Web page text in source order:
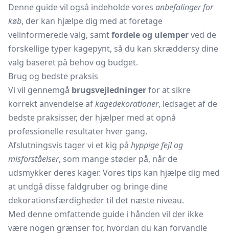
Denne guide vil også indeholde vores anbefalinger for
køb, der kan hjælpe dig med at foretage
velinformerede valg, samtfordele og ulemperved de
forskellige typer kagepynt, så du kan skræddersy dine
valg baseret på behov og budget.
Brug og bedste praksis
Vi vil gennemgå brugsvejledningerfor at sikre
korrekt anvendelse afkagedekorationer, ledsaget af de
bedste praksisser, der hjælper med at opnå
professionelle resultater hver gang.
Afslutningsvis tager vi et kig på hyppige fejl og
misforståelser, som mange støder på, når de
udsmykker deres kager. Vores tips kan hjælpe dig med
at undgå disse faldgruber og bringe dine
dekorationsfærdigheder til det næste niveau.
Med denne omfattende guide i hånden vil der ikke
være nogen grænser for, hvordan du kan forvandle